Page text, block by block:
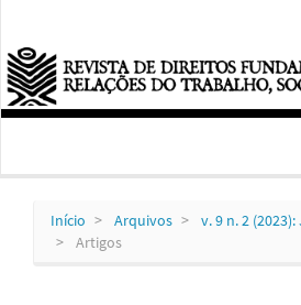
Conteúdo
principal
Barra
Lateral
Início Arquivos
v. 9 n. 2 (2023):
Artigos